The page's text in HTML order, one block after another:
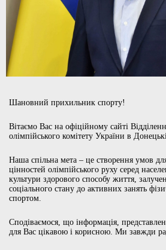
Шановний прихильник спорту!
Вітаємо Вас на офіційному сайті
олімпійського комітету України в
Наша спільна мета – це створення умов
цінностей олімпійського руху серед
культури здорового способу життя,
соціального стану до активних занять
спортом.
Сподіваємося, що інформація,
для Вас цікавою і корисною. Ми завжди